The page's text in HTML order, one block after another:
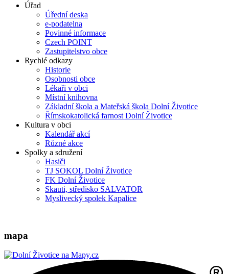
Úřad
Úřední deska
e-podatelna
Povinné informace
Czech POINT
Zastupitelstvo obce
Rychlé odkazy
Historie
Osobnosti obce
Lékaři v obci
Místní knihovna
Základní škola a Mateřská škola Dolní Životice
Římskokatolická farnost Dolní Životice
Kultura v obci
Kalendář akcí
Různé akce
Spolky a sdružení
Hasiči
TJ SOKOL Dolní Životice
FK Dolní Životice
Skauti, středisko SALVATOR
Myslivecký spolek Kapalice
mapa